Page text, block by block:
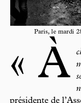
Paris, le mardi
« À
présidente de